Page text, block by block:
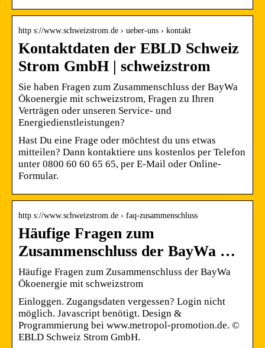
http s://www.schweizstrom.de › ueber-uns › kontakt
Kontaktdaten der EBLD Schweiz
Strom GmbH | schweizstrom
Sie haben Fragen zum Zusammenschluss der BayWa
Ökoenergie mit schweizstrom, Fragen zu Ihren
Verträgen oder unseren Service-​ und
Energiedienstleistungen?
Hast Du eine Frage oder möchtest du uns etwas
mitteilen? Dann kontaktiere uns kostenlos per Telefon
unter 0800 60 60 65 65, per E-Mail oder Online-
Formular.
http s://www.schweizstrom.de › faq-zusammenschluss
Häufige Fragen zum
Zusammenschluss der BayWa …
Häufige Fragen zum Zusammenschluss der BayWa
Ökoenergie mit schweizstrom
Einloggen. Zugangsdaten vergessen? Login nicht
möglich. Javascript benötigt. Design &
Programmierung bei www.metropol-promotion.de. ©
EBLD Schweiz Strom GmbH.